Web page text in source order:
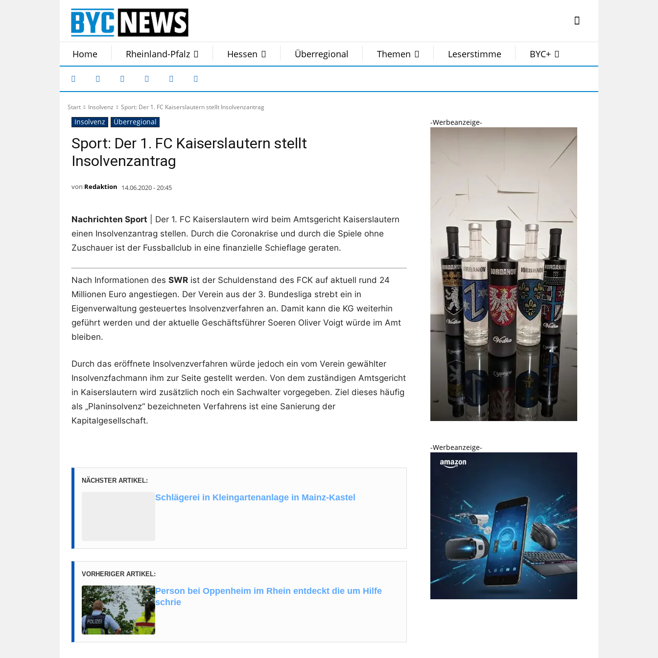
Home Rheinland-Pfalz Hessen Überregional Themen Leserstimme BYC+
Start Insolvenz Sport: Der 1. FC Kaiserslautern stellt Insolvenzantrag
Insolvenz Überregional
Sport: Der 1. FC Kaiserslautern stellt
Insolvenzantrag
von Redaktion 14.06.2020 - 20:45
Nachrichten Sport | Der 1. FC Kaiserslautern wird beim Amtsgericht Kaiserslautern
einen Insolvenzantrag stellen. Durch die Coronakrise und durch die Spiele ohne
Zuschauer ist der Fussballclub in eine finanzielle Schieflage geraten.
Nach Informationen des SWR ist der Schuldenstand des FCK auf aktuell rund 24
Millionen Euro angestiegen. Der Verein aus der 3. Bundesliga strebt ein in
Eigenverwaltung gesteuertes Insolvenzverfahren an. Damit kann die KG weiterhin
geführt werden und der aktuelle Geschäftsführer Soeren Oliver Voigt würde im Amt
bleiben.
Durch das eröffnete Insolvenzverfahren würde jedoch ein vom Verein gewählter
Insolvenzfachmann ihm zur Seite gestellt werden. Von dem zuständigen Amtsgericht
in Kaiserslautern wird zusätzlich noch ein Sachwalter vorgegeben. Ziel dieses häufig
als „Planinsolvenz“ bezeichneten Verfahrens ist eine Sanierung der
Kapitalgesellschaft.
NÄCHSTER ARTIKEL:
Schlägerei in Kleingartenanlage in Mainz-Kastel
VORHERIGER ARTIKEL:
Person bei Oppenheim im Rhein entdeckt die um Hilfe
schrie
-Werbeanzeige-
-Werbeanzeige-